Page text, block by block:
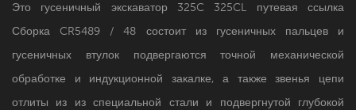
Это гусеничный экскаватор 325C 325CL путевая ссылка
Сборка CR5489 / 48 состоит из гусеничных пальцев и
гусеничных втулок подвергаются точной механической
обработке и индукционной закалке, а также звенья цепи
отлиты из из специальной стали и подвергнутой глубокой